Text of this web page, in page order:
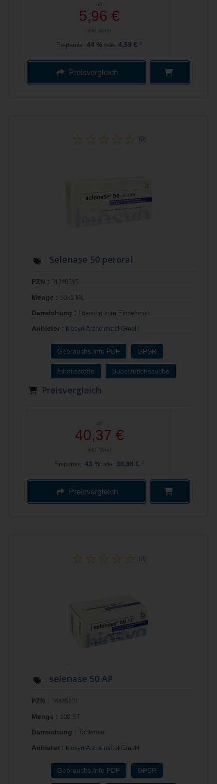
ab
5,96 €
inkl. Mwst
Ersparnis: 44 % oder 4,59 € 4
Preisvergleich
(0)
Selenase 50 peroral
PZN : 01240315
Menge : 50x1 ML
Darreichung : Loesung zum Einnehmen
Anbieter : biosyn Arzneimittel GmbH
Gebrauchs.Info PDF GPSR
Inhaltsstoffe Substitutionssuche
Preisvergleich
ab
40,37 €
inkl. Mwst
Ersparnis: 43 % oder 30,98 € 1
Preisvergleich
(0)
selenase 50 AP
PZN : 04445621
Menge : 100 ST
Darreichung : Tabletten
Anbieter : biosyn Arzneimittel GmbH
Gebrauchs.Info PDF GPSR